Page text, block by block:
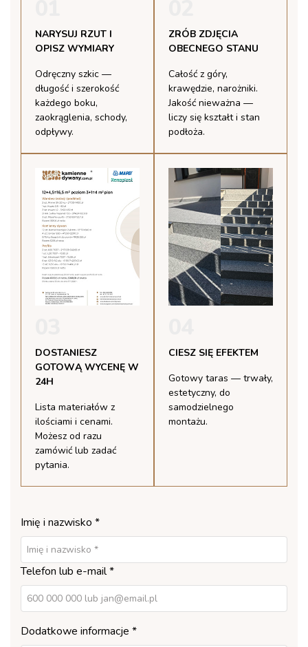
NARYSUJ RZUT I
OPISZ WYMIARY
Odręczny szkic —
długość i szerokość
każdego boku,
zaokrąglenia, schody,
odpływy.
ZRÓB ZDJĘCIA
OBECNEGO STANU
Całość z góry,
krawędzie, narożniki.
Jakość nieważna —
liczy się kształt i stan
podłoża.
DOSTANIESZ
GOTOWĄ WYCENĘ W
24H
Lista materiałów z
ilościami i cenami.
Możesz od razu
zamówić lub zadać
pytania.
CIESZ SIĘ EFEKTEM
Gotowy taras — trwały,
estetyczny, do
samodzielnego
montażu.
Imię i nazwisko *
Telefon lub e-mail *
Dodatkowe informacje *